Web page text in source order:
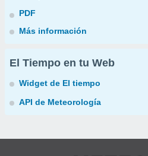
PDF
Más información
El Tiempo en tu Web
Widget de El tiempo
API de Meteorología